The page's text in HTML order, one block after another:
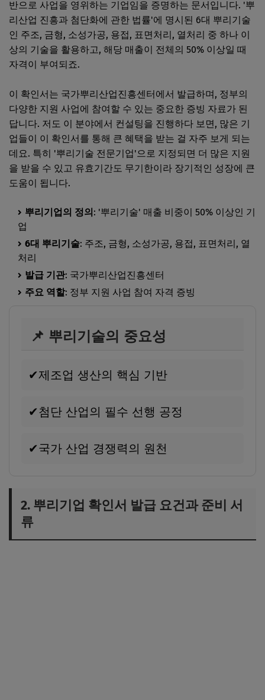
반으로 사업을 영위하는 기업임을 증명하는 문서입니다. '뿌
리산업 진흥과 첨단화에 관한 법률'에 명시된 6대 뿌리기술
인 주조, 금형, 소성가공, 용접, 표면처리, 열처리 중 하나 이
상의 기술을 활용하고, 해당 매출이 전체의 50% 이상일 때
자격이 부여되죠.
이 확인서는 국가뿌리산업진흥센터에서 발급하며, 정부의
다양한 지원 사업에 참여할 수 있는 중요한 증빙 자료가 된
답니다. 저도 이 분야에서 컨설팅을 진행하다 보면, 많은 기
업들이 이 확인서를 통해 큰 혜택을 받는 걸 자주 보게 되는
데요. 특히 '뿌리기술 전문기업'으로 지정되면 더 많은 지원
을 받을 수 있고 유효기간도 무기한이라 장기적인 성장에 큰
도움이 됩니다.
뿌리기업의 정의: '뿌리기술' 매출 비중이 50% 이상인 기
업
6대 뿌리기술: 주조, 금형, 소성가공, 용접, 표면처리, 열
처리
발급 기관: 국가뿌리산업진흥센터
주요 역할: 정부 지원 사업 참여 자격 증빙
📌 뿌리기술의 중요성
✔제조업 생산의 핵심 기반
✔첨단 산업의 필수 선행 공정
✔국가 산업 경쟁력의 원천
2. 뿌리기업 확인서 발급 요건과 준비 서
류